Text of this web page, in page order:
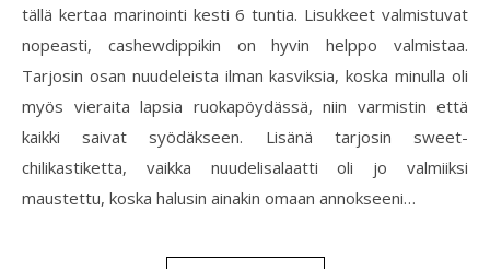
tällä kertaa marinointi kesti 6 tuntia. Lisukkeet valmistuvat
nopeasti, cashewdippikin on hyvin helppo valmistaa.
Tarjosin osan nuudeleista ilman kasviksia, koska minulla oli
myös vieraita lapsia ruokapöydässä, niin varmistin että
kaikki saivat syödäkseen. Lisänä tarjosin sweet-
chilikastiketta, vaikka nuudelisalaatti oli jo valmiiksi
maustettu, koska halusin ainakin omaan annokseeni…